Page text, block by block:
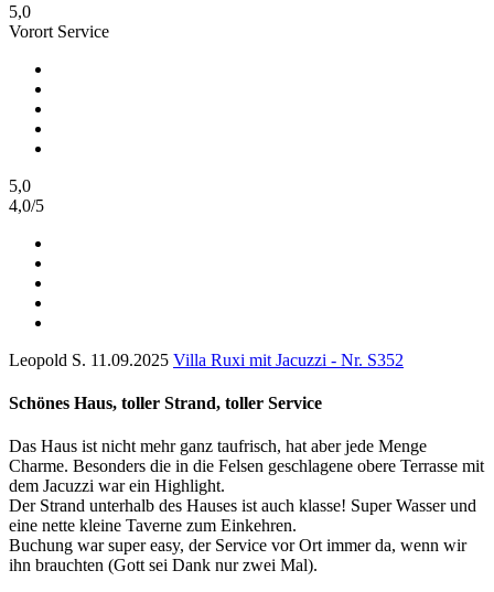
5,0
Vorort Service
5,0
4,0/5
Leopold S. 11.09.2025 Villa Ruxi mit Jacuzzi - Nr. S352
Schönes Haus, toller Strand, toller Service
Das Haus ist nicht mehr ganz taufrisch, hat aber jede Menge
Charme. Besonders die in die Felsen geschlagene obere Terrasse mit
dem Jacuzzi war ein Highlight.
Der Strand unterhalb des Hauses ist auch klasse! Super Wasser und
eine nette kleine Taverne zum Einkehren.
Buchung war super easy, der Service vor Ort immer da, wenn wir
ihn brauchten (Gott sei Dank nur zwei Mal).